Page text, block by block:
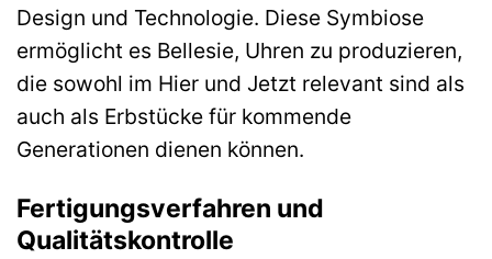
Design und Technologie. Diese Symbiose
ermöglicht es Bellesie, Uhren zu produzieren,
die sowohl im Hier und Jetzt relevant sind als
auch als Erbstücke für kommende
Generationen dienen können.
Fertigungsverfahren und
Qualitätskontrolle